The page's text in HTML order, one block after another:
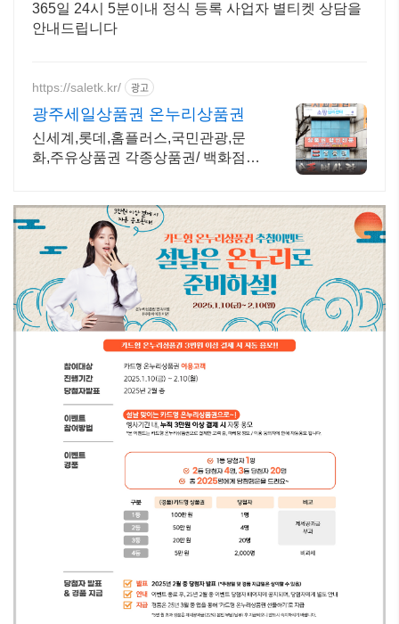
365일 24시 5분이내 정식 등록 사업자 별티켓 상담을
안내드립니다
https://saletk.kr/ 광고
광주세일상품권 온누리상품권
신세계,롯데,홈플러스,국민관광,문
화,주유상품권 각종상품권/ 백화점배